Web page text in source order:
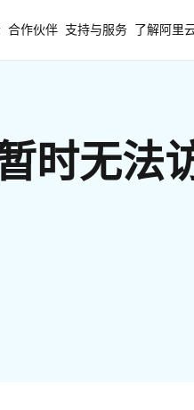
合作伙伴 支持与服务 了解阿里
时无法